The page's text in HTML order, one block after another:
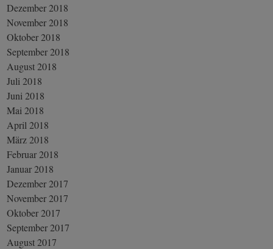
Dezember 2018
November 2018
Oktober 2018
September 2018
August 2018
Juli 2018
Juni 2018
Mai 2018
April 2018
März 2018
Februar 2018
Januar 2018
Dezember 2017
November 2017
Oktober 2017
September 2017
August 2017